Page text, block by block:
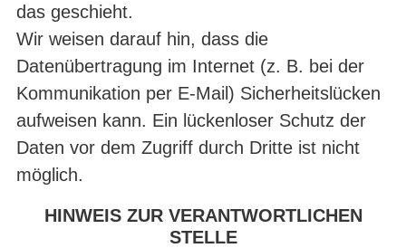
das geschieht.
Wir weisen darauf hin, dass die
Datenübertragung im Internet (z. B. bei der
Kommunikation per E-Mail) Sicherheitslücken
aufweisen kann. Ein lückenloser Schutz der
Daten vor dem Zugriff durch Dritte ist nicht
möglich.
HINWEIS ZUR VERANTWORTLICHEN
STELLE